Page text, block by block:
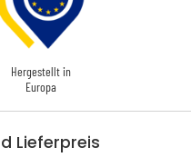
Hergestellt in
Europa
Lieferpreis